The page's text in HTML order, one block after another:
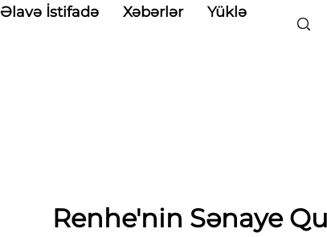
Əlavə İstifadə Xəbərlər
Yüklə
Renhe'nin Sənaye